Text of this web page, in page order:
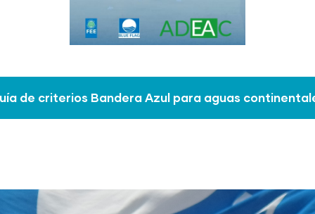
de criterios Bandera Azul para aguas